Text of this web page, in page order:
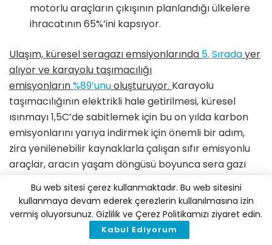
motorlu araçların çıkışının planlandığı ülkelere
ihracatının 65%’ini kapsıyor.
Ulaşım, küresel seragazı emsiyonlarında 5. Sıradayer
alıyor ve karayolu taşımacılığı
emisyonların%89’unuoluşturuyor. Karayolu
taşımacılığının elektrikli hale getirilmesi, küresel
ısınmayı 1,5C’de sabitlemek için bu on yılda karbon
emisyonlarını yarıya indirmek için önemli bir adım,
zira yenilenebilir kaynaklarla çalışan sıfır emisyonlu
araçlar, aracın yaşam döngüsü boyunca sera gazı
Climate Group ECO’u Helen Clarkson,“COP26, içten
yanmalı motor için yolun sonunu işaret ediyor.
Dünyaya temiz karayolu taşımacılığına geçişin
Bu web sitesi çerez kullanmaktadır. Bu web sitesini
kullanmaya devam ederek çerezlerin kullanılmasına izin
vermiş oluyorsunuz. Gizlilik ve Çerez Politikamızı ziyaret edin.
Kabul Ediyorum